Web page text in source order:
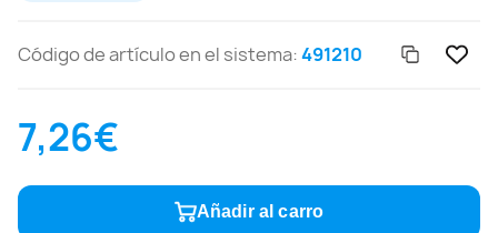
Código de artículo en el sistema:491210
7,26€
Añadir al carro